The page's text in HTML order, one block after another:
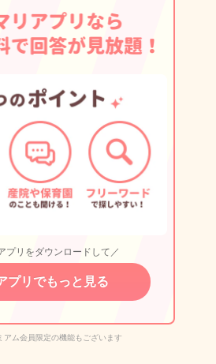
プリをダウンロードして／
プリでもっと見る
ム会員限定の機能もございます